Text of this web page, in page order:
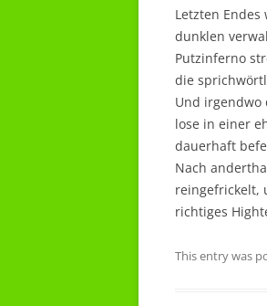
Letzten
dunklen
Putzinferno
die
Und irgendwo
lose in einer
dauerhaft
Nach
reingefrickelt,
richtiges
This entry was